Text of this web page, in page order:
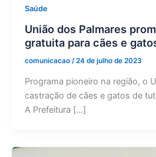
Saúde
União dos Palmares
gratuita para cães e
comunicacao /24 de julho de 2023
Programa pioneiro na região, o
castração de cães e gatos de
A Prefeitura […]